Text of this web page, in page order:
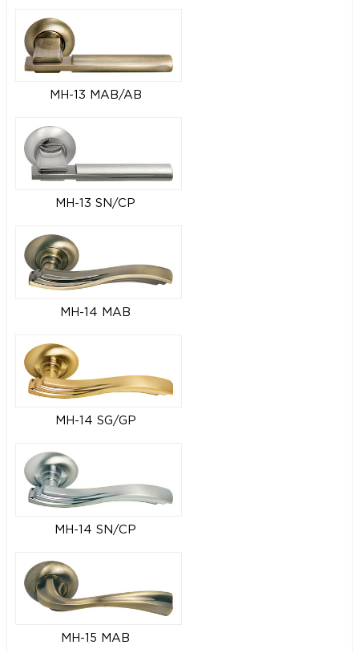
MH-13 MAB/AB
MH-13 SN/CP
MH-14 MAB
MH-14 SG/GP
MH-14 SN/CP
MH-15 MAB